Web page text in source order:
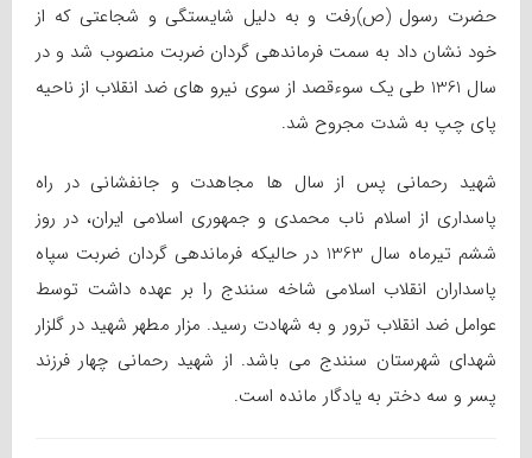
حضرت رسول (ص)رفت و به دلیل شایستگی و شجاعتی که از
خود نشان داد به سمت فرماندهی گردان ضربت منصوب شد و در
سال 1361 طی یک سوءقصد از سوی نیرو های ضد انقلاب از ناحیه
پای چپ به شدت مجروح شد.
شهید رحمانی پس از سال ها مجاهدت و جانفشانی در راه
پاسداری از اسلام ناب محمدی و جمهوری اسلامی ایران، در روز
ششم تیرماه سال 1363 در حالیکه فرماندهی گردان ضربت سپاه
پاسداران انقلاب اسلامی شاخه سنندج را بر عهده داشت توسط
عوامل ضد انقلاب ترور و به شهادت رسید. مزار مطهر شهید در گلزار
شهدای شهرستان سنندج می باشد. از شهید رحمانی چهار فرزند
پسر و سه دختر به یادگار مانده است.